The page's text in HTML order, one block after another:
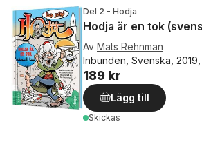
Del 2 - Hodja
Hodja är en tok
Av Mats Rehnman
Inbunden, Svenska,
189 kr
Lägg till
Skickas